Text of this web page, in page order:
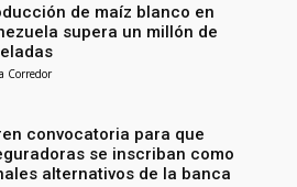
de maíz blanco en
supera un millón de
Corredor
convocatoria para que
se inscriban como
alternativos de la banca